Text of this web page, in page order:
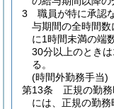
3
職員が特に承認
与期間の全時間
に1時間未満の端
30分以上のとき
る。
(時間外勤務手当)
第13条
正規の勤
には、正規の勤